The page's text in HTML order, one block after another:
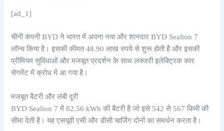
[ad_1]
चीनी कंपनी BYD ने भारत में अपना नया और शानदार BYD Sealion 7
लॉन्च किया है। इसकी कीमत 48.90 लाख रुपये से शुरू होती है और इसकी
प्रीमियम सुविधाओं और मजबूत प्रदर्शन के साथ लक्जरी इलेक्ट्रिक कार
सेगमेंट में क्रोध में आ गया है।
मजबूत बैटरी और लंबी दूरी
BYD Sealion 7 में 82.56 kWh की बैटरी है जो इसे 542 से 567 किमी की
सीमा देती है। यह एसयूवी एसी और डीसी चार्जिंग दोनों का समर्थन करता है।